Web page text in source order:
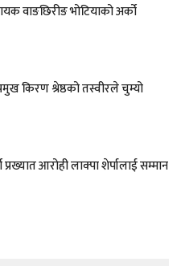
वाङछिरीङ भोटियाको अर्को
किरण श्रेष्ठको तस्वीरले चुम्यो
आरोही लाक्पा शेर्पालाई सम्मान